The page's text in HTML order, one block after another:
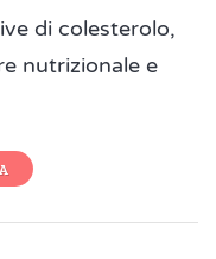
di colesterolo,
nutrizionale e